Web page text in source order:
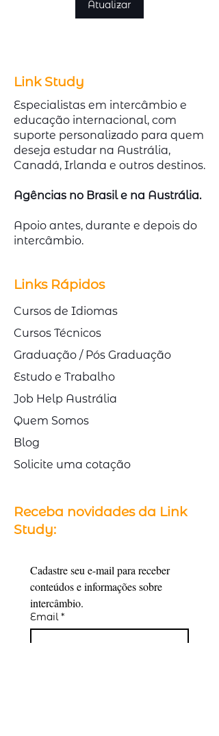
Atualizar
Link Study
Especialistas em intercâmbio e
educação internacional, com
suporte personalizado para quem
deseja estudar na Austrália,
Canadá, Irlanda e outros destinos.
Agências no Brasil e na Austrália.
Apoio antes, durante e depois do
intercâmbio.
Links Rápidos
Cursos de Idiomas
Cursos Técnicos
Graduação / Pós Graduação
Estudo e Trabalho
Job Help Austrália
Quem Somos
Blog
Solicite uma cotação
Receba novidades da Link
Study:
Cadastre seu e-mail para receber
conteúdos e informações sobre
intercâmbio.
Email *